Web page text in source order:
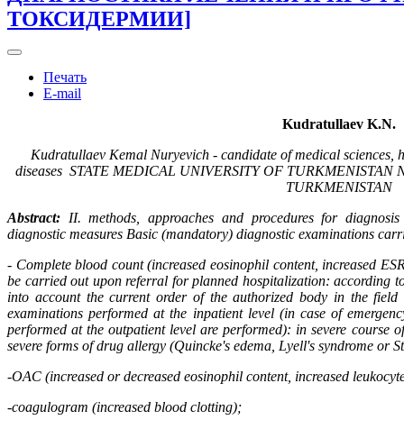
ТОКСИДЕРМИИ]
Печать
E-mail
Kudratullaev K.N.
Kudratullaev Kemal Nuryevich - candidate of medical sciences,
diseases STATE MEDICAL UNIVERSITY OF TURKMENISTAN
TURKMENISTAN
Abstract: II. methods, approaches and procedures for
diagnostic measures Basic (mandatory) diagnostic examinations
- Complete blood count (increased eosinophil content, increased
be carried out upon referral for planned hospitalization: according
into account the current order of the authorized body in the
examinations performed at the inpatient level (in case of
performed at the outpatient level are performed): in severe course
severe forms of drug allergy (Quincke's edema, Lyell's syndrome or
-OAC (increased or decreased eosinophil content, increased
-coagulogram (increased blood clotting);